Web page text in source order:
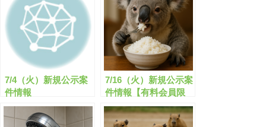
7/4（火）新規公示案
件情報
7/16（火）新規公示案
件情報【有料会員限
定】